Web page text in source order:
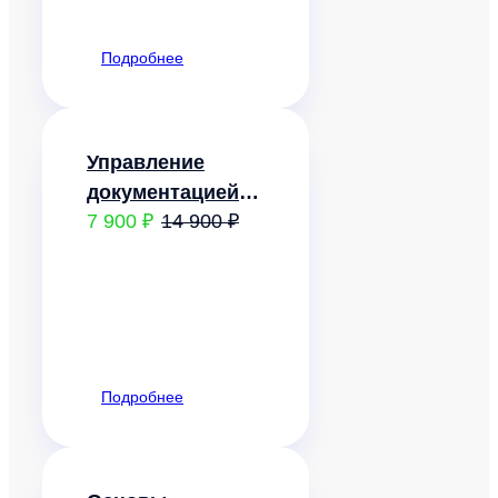
Подробнее
Управление
документацией
организации
7 900 ₽ 14 900 ₽
Подробнее